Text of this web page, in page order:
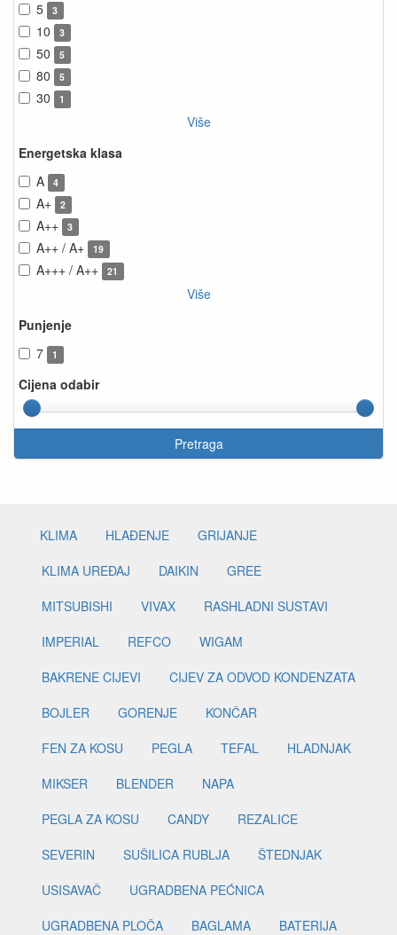
5 3
10 3
50 5
80 5
30 1
Više
Energetska klasa
A
4
A+ 2
A++ 3
A++ / A+ 19
A+++ / A++ 21
Više
Punjenje
7
1
Cijena odabir
Pretraga
KLIMA HLAĐENJE
GRIJANJE
KLIMA UREĐAJ
DAIKIN
GREE
MITSUBISHI
VIVAX
RASHLADNI SUSTAVI
IMPERIAL
REFCO
WIGAM
BAKRENE CIJEVI
CIJEV ZA ODVOD KONDENZATA
BOJLER
GORENJE
KONČAR
FEN ZA KOSU
PEGLA TEFAL
HLADNJAK
MIKSER
BLENDER
NAPA
PEGLA ZA KOSU
CANDY
REZALICE
SEVERIN
SUŠILICA RUBLJA
ŠTEDNJAK
USISAVAČ
UGRADBENA PEĆNICA
UGRADBENA PLOČA
BAGLAMA
BATERIJA